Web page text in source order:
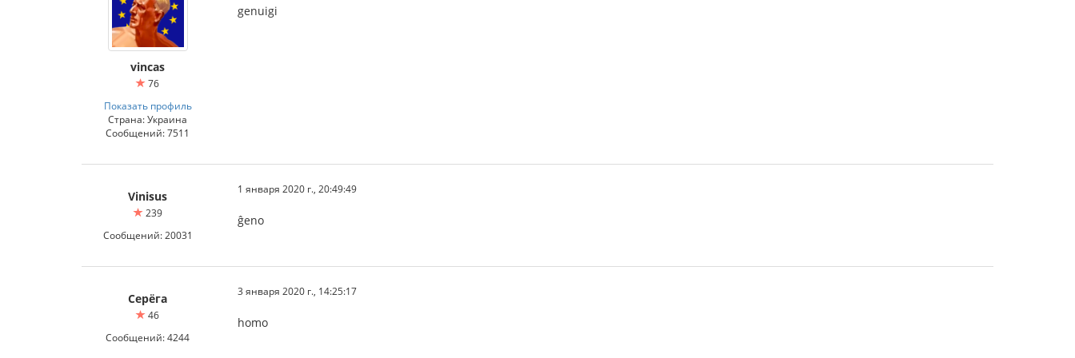
vincas
76
Показать профиль
Страна: Украина
Сообщений: 7511
genuigi
Vinisus
239
Сообщений: 20031
1 января 2020 г., 20:49:49
ĝeno
Серёга
46
Сообщений: 4244
3 января 2020 г., 14:25:17
homo